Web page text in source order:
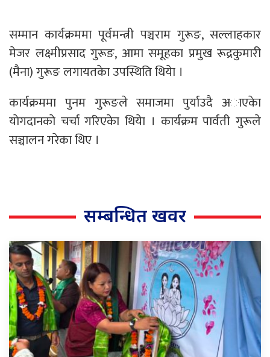
सम्मान कार्यक्रममा पूर्वमन्त्री पञ्चराम गुरूङ, सल्लाहकार
मेजर लक्ष्मीप्रसाद गुरूङ, आमा समूहका प्रमुख रूद्रकुमारी
(मैना) गुरूङ लगायतकेा उपस्थिति थियेा ।
कार्यक्रममा पुनम गुरूङले समाजमा पुर्याउदै अाएकेा
याेगदानकाे चर्चा गरिएकेा थियेा । कार्यक्रम पार्वती गुरूले
सञ्चालन गरेका थिए ।
सम्बन्धित खवर